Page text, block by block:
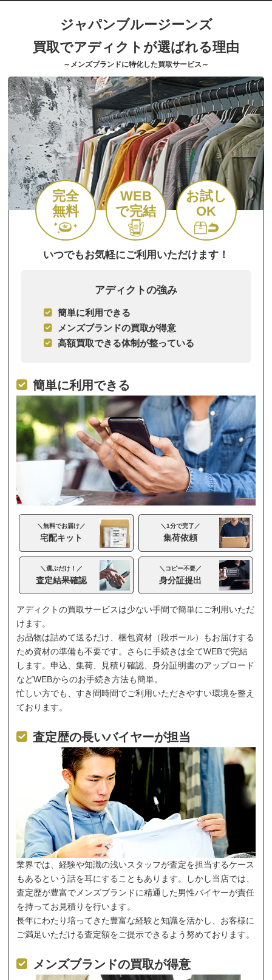
ジャパンブルージーンズ
買取でアディクトが選ばれる理由
～メンズブランドに特化した買取サービス～
完全
無料
WEB
で完結
お試し
OK
いつでもお気軽にご利用いただけます！
アディクトの強み
簡単に利用できる
メンズブランドの買取が得意
高額買取できる体制が整っている
簡単に利用できる
＼無料でお届け／
宅配キット
＼1分で完了／
集荷依頼
＼選ぶだけ！／
査定結果確認
＼コピー不要／
身分証提出
アディクトの買取サービスは少ない手間で簡単にご利用いただ
けます。
お品物は詰めて送るだけ、梱包資材（段ボール）もお届けする
ため資材の準備も不要です。さらに手続きは全てWEBで完結
します。申込、集荷、見積り確認、身分証明書のアップロード
などWEBからのお手続き方法も簡単。
忙しい方でも、すき間時間でご利用いただきやすい環境を整え
ております。
査定歴の長いバイヤーが担当
業界では、経験や知識の浅いスタッフが査定を担当するケース
もあるという話を耳にすることもあります。しかし当店では、
査定歴が豊富でメンズブランドに精通した男性バイヤーが責任
を持ってお見積りを行います。
長年にわたり培ってきた豊富な経験と知識を活かし、お客様に
ご満足いただける査定額をご提示できるよう努めております。
メンズブランドの買取が得意